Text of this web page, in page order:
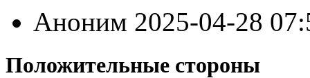
Аноним 2025-04-28
Положительные стороны